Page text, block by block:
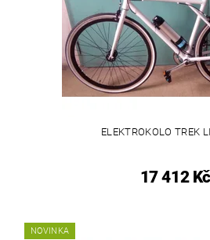
ELEKTROKOLO TREK
17 412 Kč
NOVINKA